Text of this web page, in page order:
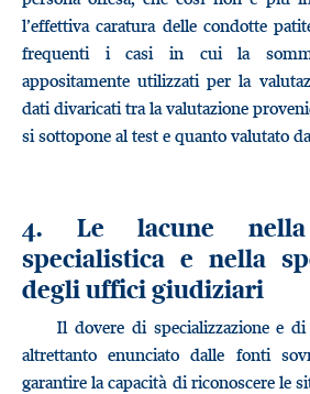
l’effettiva caratura delle condotte
frequenti i casi in cui la
appositamente utilizzati per la
dati divaricati tra la valutazione
si sottopone al test e quanto valutato
4. Le lacune nella
specialistica e nella
degli uffici giudiziari
Il dovere di specializzazione e
altrettanto enunciato dalle fonti
garantire la capacità di riconoscere le